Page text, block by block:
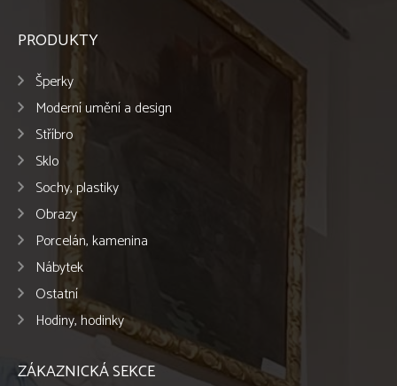
PRODUKTY
Šperky
Moderní umění a design
Stříbro
Sklo
Sochy, plastiky
Obrazy
Porcelán, kamenina
Nábytek
Ostatní
Hodiny, hodinky
ZÁKAZNICKÁ SEKCE